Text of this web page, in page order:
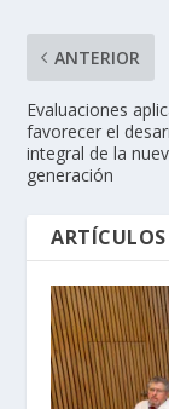
ANTERIOR
Evaluaciones
favorecer el
integral de la
generación